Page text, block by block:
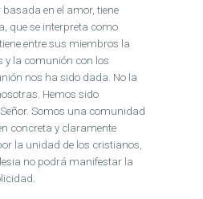
en el amor, tiene
que se interpreta como
entre sus miembros la
y la comunión con los
nos ha sido dada. No la
Hemos sido
Somos una comunidad
concreta y claramente
la unidad de los cristianos,
no podrá manifestar la